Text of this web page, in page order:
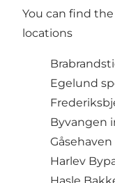
You can find
locations
Egelund
Byvangen
Gåsehaven
Harlev